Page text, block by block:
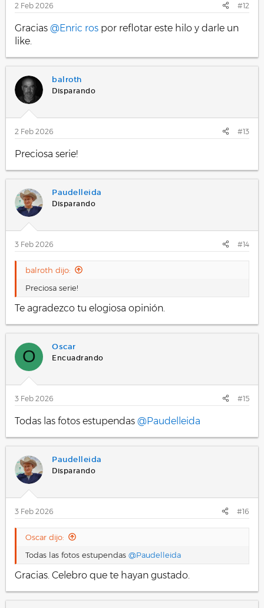
2 Feb 2026 #12
Gracias @Enric ros por reflotar este hilo y darle un
like.
balroth
Disparando
2 Feb 2026 #13
Preciosa serie!
Paudelleida
Disparando
3 Feb 2026 #14
balroth dijo:
Preciosa serie!
Te agradezco tu elogiosa opinión.
O
Oscar
Encuadrando
3 Feb 2026 #15
Todas las fotos estupendas @Paudelleida
Paudelleida
Disparando
3 Feb 2026 #16
Oscar dijo:
Todas las fotos estupendas @Paudelleida
Gracias. Celebro que te hayan gustado.